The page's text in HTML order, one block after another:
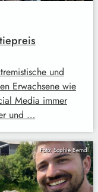
und
Erwachsene wie
Media immer
und …
Foto: Sophie Berndl